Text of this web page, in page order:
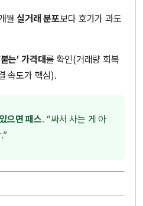
월실거래 분포보다 호가가 과도
붙는’ 가격대를 확인(거래량 회복
속도가 핵심).
으면 패스. “싸서 사는 게 아